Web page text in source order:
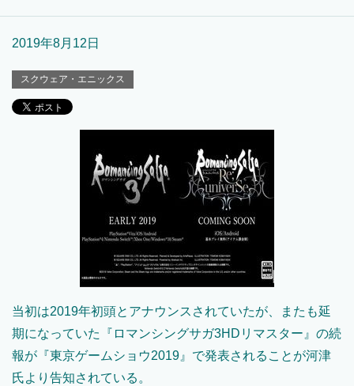
2019年8月12日
スクウェア・エニックス
当初は2019年初頭とアナウンスされていたが、またも延
期になっていた『ロマンシングサガ3HDリマスター』の続
報が『東京ゲームショウ2019』で発表されることが河津
氏より告知されている。